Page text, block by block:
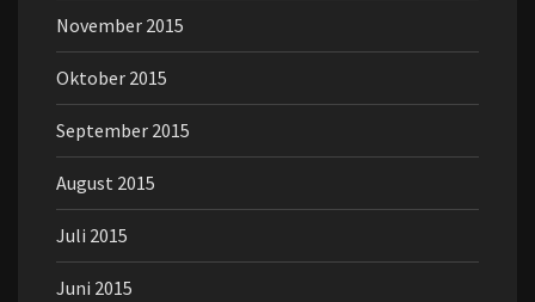
November 2015
Oktober 2015
September 2015
August 2015
Juli 2015
Juni 2015